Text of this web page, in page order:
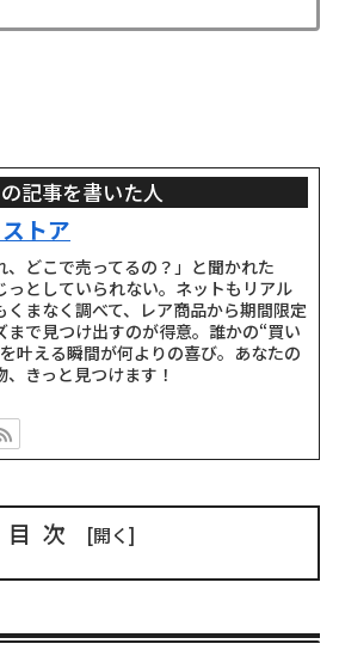
記事を書いた人
トア
、どこで売ってるの？」と聞かれた
っとしていられない。ネットもリアル
くまなく調べて、レア商品から期間限定
まで見つけ出すのが得意。誰かの“買い
叶える瞬間が何よりの喜び。あなたの
、きっと見つけます！
目次